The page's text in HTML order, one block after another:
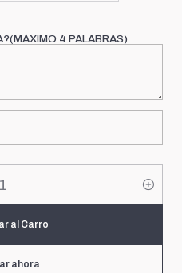
4 PALABRAS)
al Carro
ahora